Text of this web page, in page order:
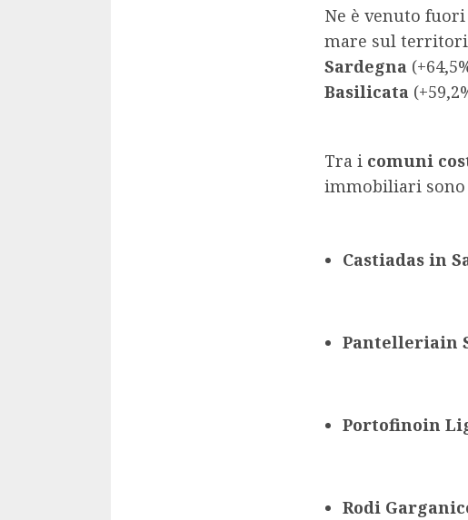
Ne è venuto
mare sul
Sardegna
Basilicata
Tra i comuni
immobiliari sono
Castiadas in
Pantelleriain
Portofinoin
Rodi